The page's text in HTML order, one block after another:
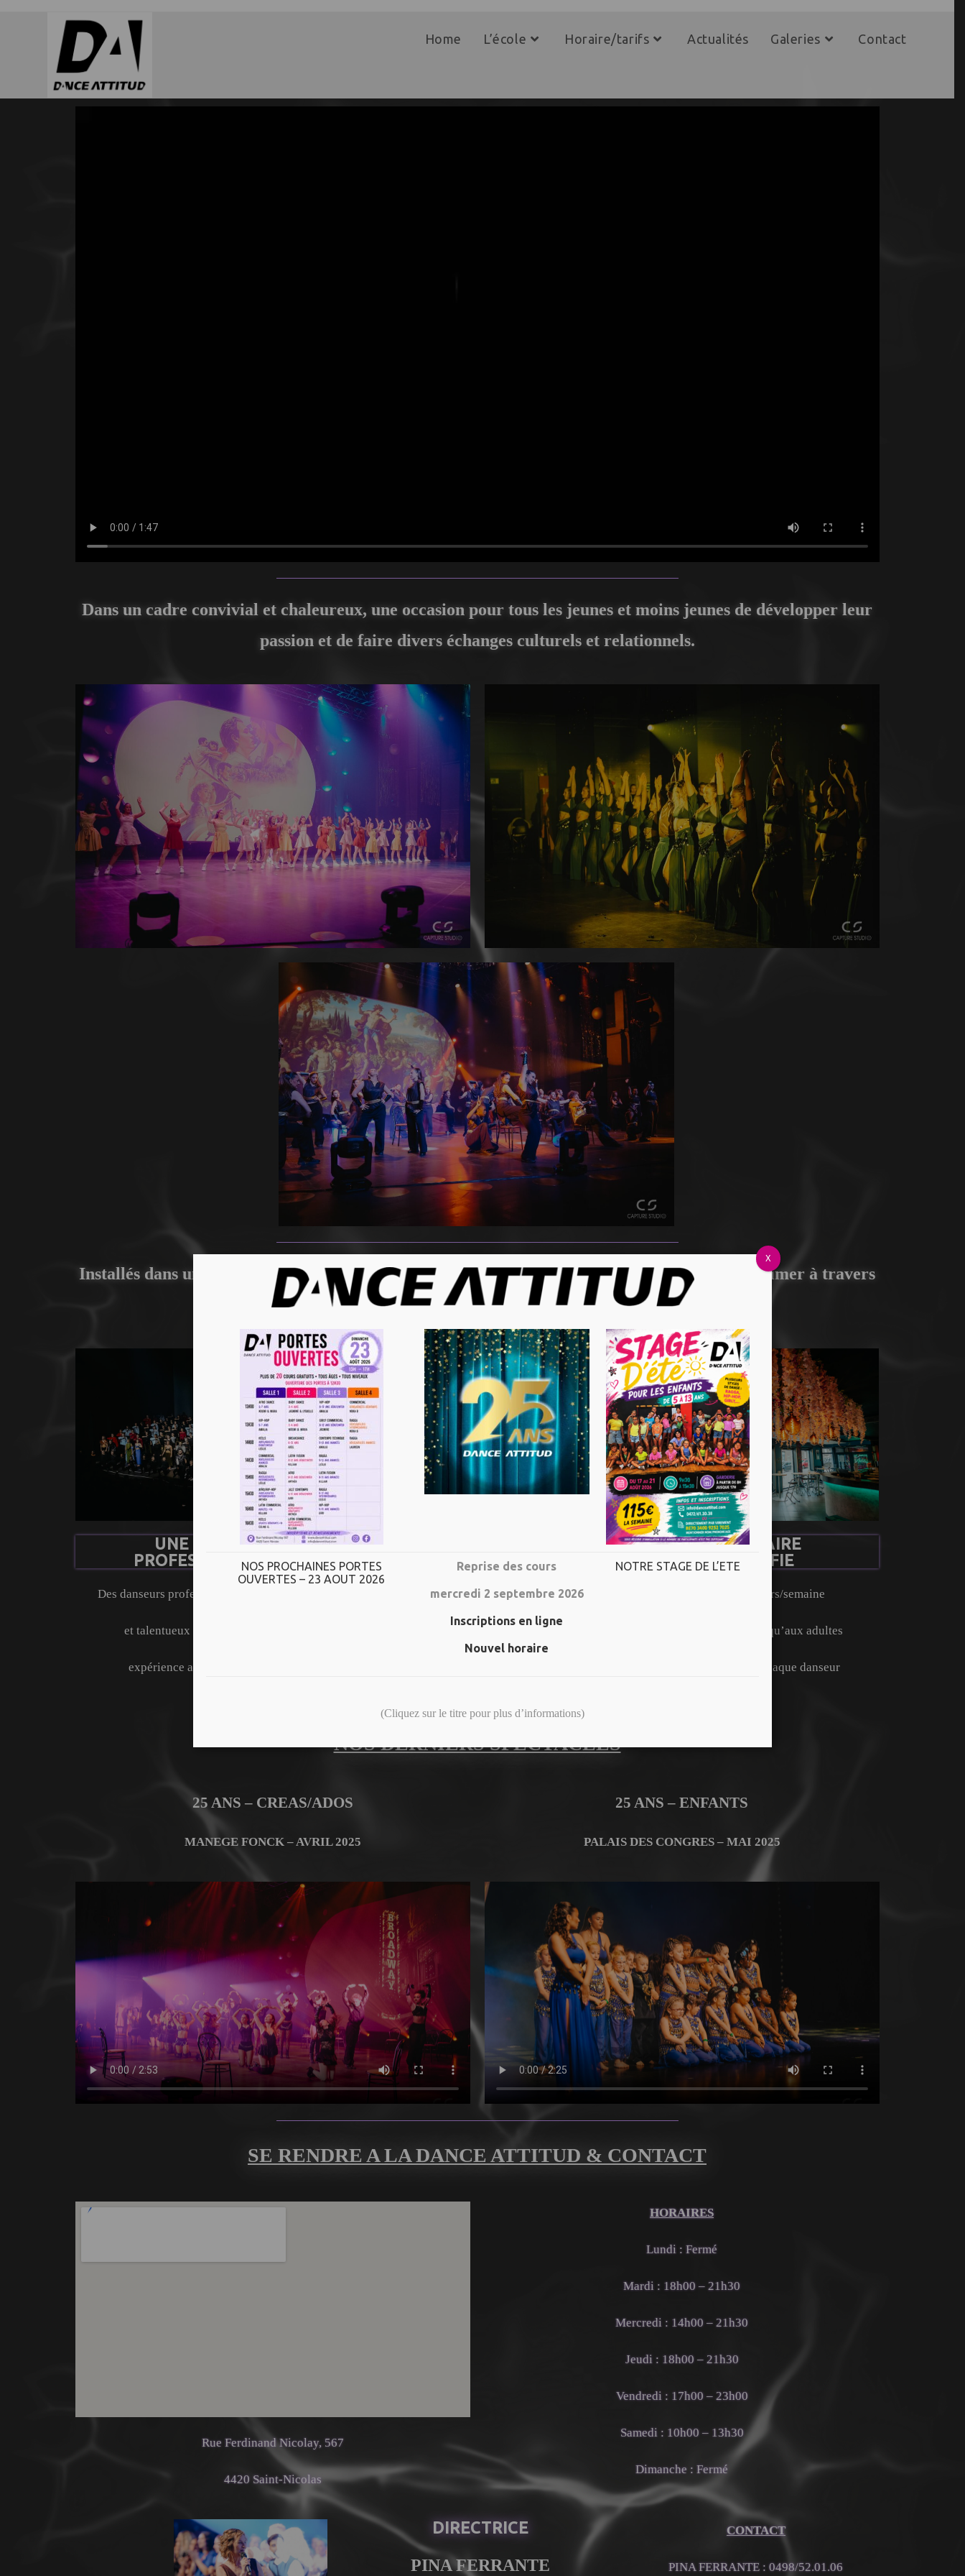
Home L’école Horaire/tarifs Actualités Galeries Contact
Dans un cadre convivial et chaleureux, une occasion pour tous les jeunes et moins jeunes de développer leur
passion et de faire divers échanges culturels et relationnels.
Installés dans un tissu urbain dense et métissé, nous voulons donner à tous l’occasion de s’exprimer à travers
la danse et ce grâce à un encadrement ouvert et de qualité.
UNE EQUIPE
PROFESSIONELLE
Des danseurs professionnels, dynamiques
et talentueux qui partagent leur
expérience auprès des élèves.
MODERNE
4 salles climatisées et vitrées
1 cafétaria
UN HORAIRE
DIVERSIFIE
Plus de 70h de cours/semaine
Dès l’âge de 3 ans jusqu’aux adultes
Un niveau adapté à chaque danseur
NOS DERNIERS SPECTACLES
25 ANS – CREAS/ADOS
MANEGE FONCK – AVRIL 2025
25 ANS – ENFANTS
PALAIS DES CONGRES – MAI 2025
SE RENDRE A LA DANCE ATTITUD & CONTACT
Rue Ferdinand Nicolay, 567
4420 Saint-Nicolas
HORAIRES
Lundi : Fermé
Mardi : 18h00 – 21h30
Mercredi : 14h00 – 21h30
Jeudi : 18h00 – 21h30
Vendredi : 17h00 – 23h00
Samedi : 10h00 – 13h30
Dimanche : Fermé
DIRECTRICE
PINA FERRANTE
CONTACT
PINA FERRANTE : 0498/52.01.06
NOS PROCHAINES PORTES
OUVERTES – 23 AOUT 2026
Reprise des cours
mercredi 2 septembre 2026
Inscriptions en ligne
Nouvel horaire
NOTRE STAGE DE L’ETE
(Cliquez sur le titre pour plus d’informations)
X